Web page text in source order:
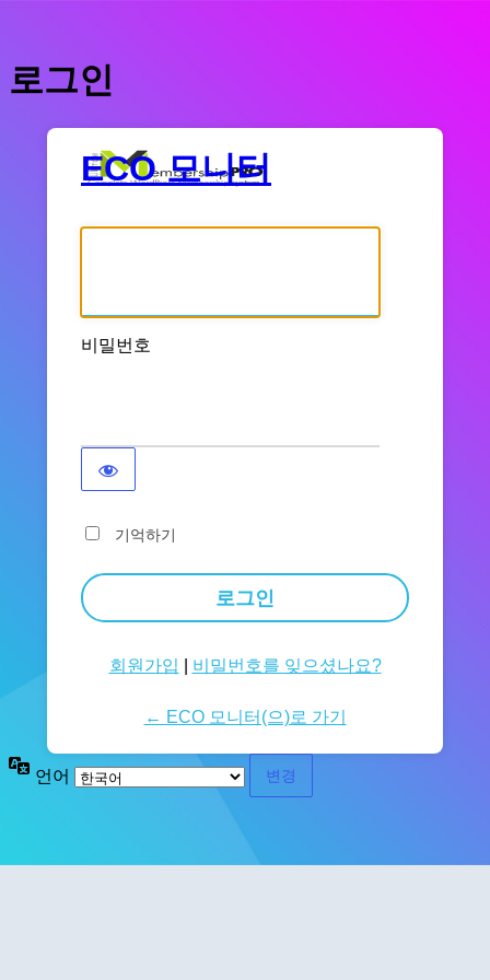
로그인
ECO 모니터
비밀번호
기억하기
회원가입 비밀번호를 잊으셨나요?
← ECO 모니터(으)로 가기
언어